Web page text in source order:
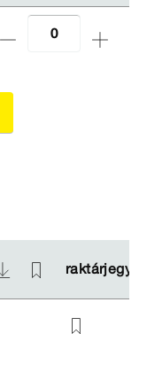
raktárjegy
raktárjegy